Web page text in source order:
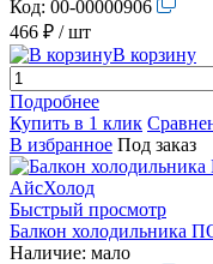
Код: 00-00000906
466 ₽ / шт
В корзину
Подробнее
Купить в 1 клик
В избранное Под заказ
Быстрый просмотр
Балкон холодильника
Наличие: мало